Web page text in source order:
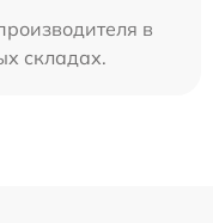
в
складах.